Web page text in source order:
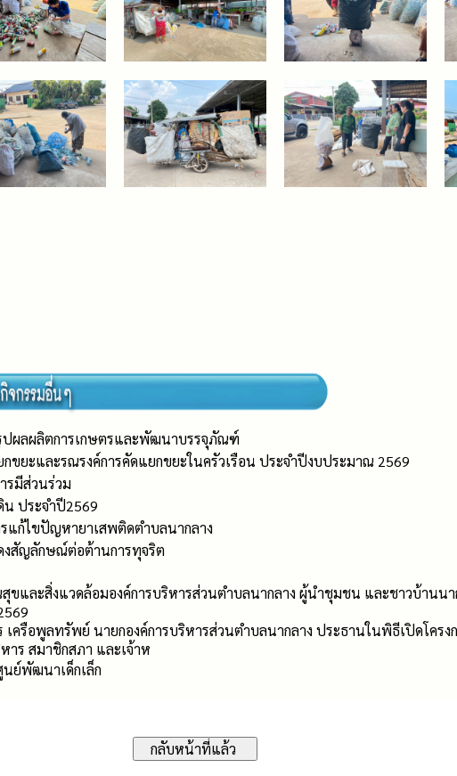
ปผลผลิตการเกษตรและพัฒนาบรรจุภัณฑ์
กขยะและรณรงค์การคัดแยกขยะในครัวเรือน ประจำปีงบประมาณ 2569
รมีส่วนร่วม
ประจำปี2569
รแก้ไขปัญหายาเสพติดตำบลนากลาง
งสัญลักษณ์ต่อต้านการทุจริต
ขและสิ่งแวดล้อมองค์การบริหารส่วนตำบลนากลาง ผู้นำชุมชน และชาวบ้านน
เครือพูลทรัพย์ นายกองค์การบริหารส่วนตำบลนากลาง ประธานในพิธีเปิดโค
ร สมาชิกสภา และเจ้าห
นย์พัฒนาเด็กเล็ก